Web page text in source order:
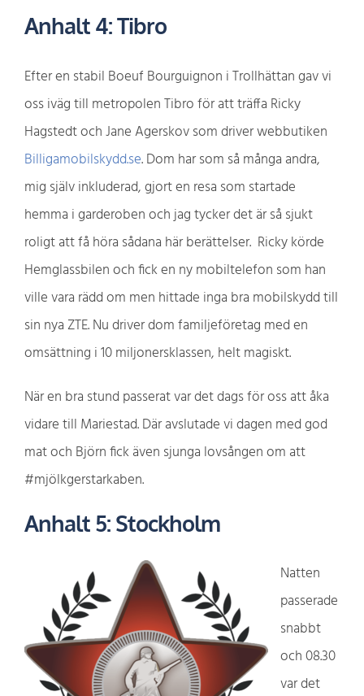
Anhalt 4: Tibro
Efter en stabil Boeuf Bourguignon i Trollhättan gav vi
oss iväg till metropolen Tibro för att träffa Ricky
Hagstedt och Jane Agerskov som driver webbutiken
Billigamobilskydd.se. Dom har som så många andra,
mig själv inkluderad, gjort en resa som startade
hemma i garderoben och jag tycker det är så sjukt
roligt att få höra sådana här berättelser. Ricky körde
Hemglassbilen och fick en ny mobiltelefon som han
ville vara rädd om men hittade inga bra mobilskydd till
sin nya ZTE. Nu driver dom familjeföretag med en
omsättning i 10 miljonersklassen, helt magiskt.
När en bra stund passerat var det dags för oss att åka
vidare till Mariestad. Där avslutade vi dagen med god
mat och Björn fick även sjunga lovsången om att
#mjölkgerstarkaben.
Anhalt 5: Stockholm
Natten
passerade
snabbt
och 08.30
var det